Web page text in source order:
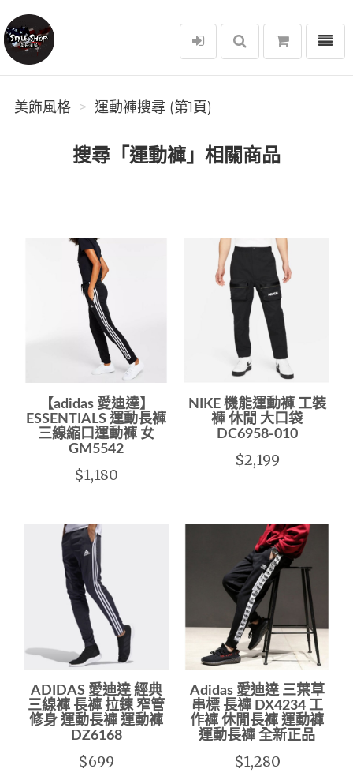
美飾風格
選單
美飾風格 運動褲搜尋 (第1頁)
搜尋「運動褲」相關商品
【adidas 愛迪達】
ESSENTIALS 運動長褲
三線縮口運動褲 女
GM5542
$1,180
NIKE 機能運動褲 工裝
褲 休閒 大口袋
DC6958-010
$2,199
ADIDAS 愛迪達 經典
三線褲 長褲 拉鍊 窄管
修身 運動長褲 運動褲
DZ6168
$699
Adidas 愛迪達 三葉草
串標 長褲 DX4234 工
作褲 休閒長褲 運動褲
運動長褲 全新正品
$1,280